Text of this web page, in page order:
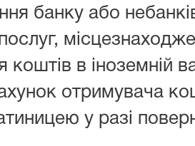
банку або
коштів в іноземній
отримувача
у разі